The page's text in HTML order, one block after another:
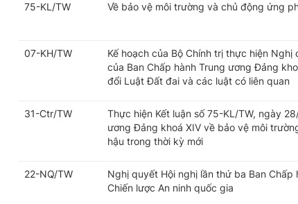
75-KL/TW Về bảo vệ môi trường và chủ động ứng
07-KH/TW
Kế hoạch của Bộ Chính trị thực hiện
của Ban Chấp hành Trung ương Đảng
đổi Luật Đất đai và các luật có liên quan
31-Ctr/TW
Thực hiện Kết luận số 75-KL/TW, ngày
ương Đảng khoá XIV về bảo vệ môi
hậu trong thời kỳ mới
22-NQ/TW
Nghị quyết Hội nghị lần thứ ba Ban
Chiến lược An ninh quốc gia